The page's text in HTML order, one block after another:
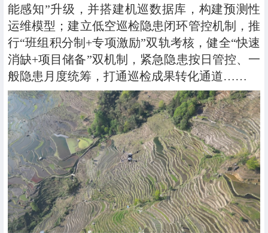
能感知”升级，并搭建机巡数据库，构建预测性
运维模型；建立低空巡检隐患闭环管控机制，推
行“班组积分制+专项激励”双轨考核，健全“快速
消缺+项目储备”双机制，紧急隐患按日管控、一
般隐患月度统筹，打通巡检成果转化通道……